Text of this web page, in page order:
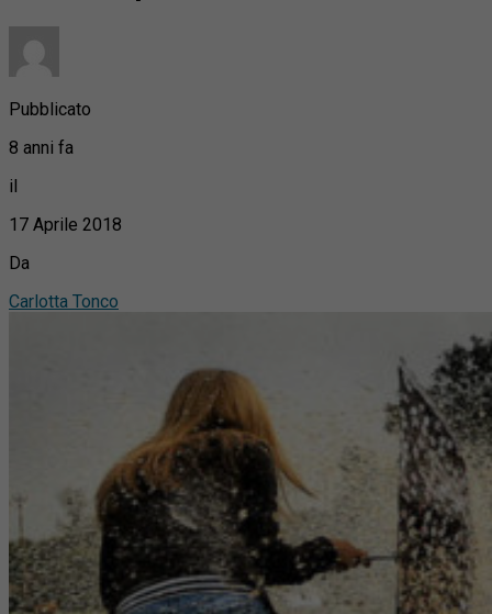
Pubblicato
8 anni fa
il
17 Aprile 2018
Da
Carlotta Tonco